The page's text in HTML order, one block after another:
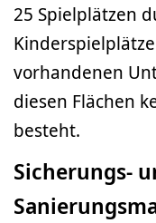
25 Spielplätzen
vorhandenen
diesen Flächen
besteht.
Sicherungs-